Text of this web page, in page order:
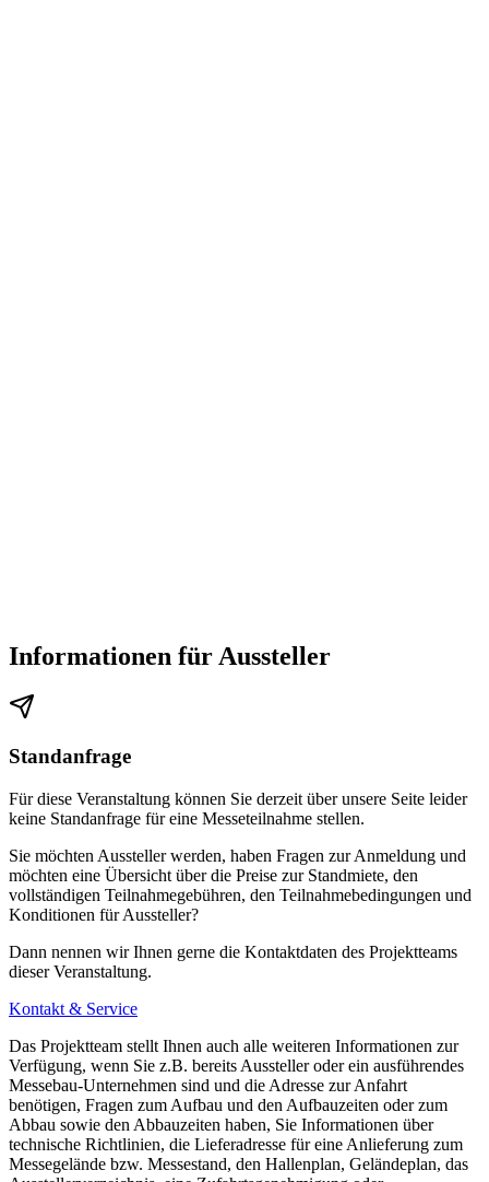
Informationen für Aussteller
Standanfrage
Für diese Veranstaltung können Sie derzeit über unsere Seite leider
keine Standanfrage für eine Messeteilnahme stellen.
Sie möchten Aussteller werden, haben Fragen zur Anmeldung und
möchten eine Übersicht über die Preise zur Standmiete, den
vollständigen Teilnahmegebühren, den Teilnahmebedingungen und
Konditionen für Aussteller?
Dann nennen wir Ihnen gerne die Kontaktdaten des Projektteams
dieser Veranstaltung.
Kontakt & Service
Das Projektteam stellt Ihnen auch alle weiteren Informationen zur
Verfügung, wenn Sie z.B. bereits Aussteller oder ein ausführendes
Messebau-Unternehmen sind und die Adresse zur Anfahrt
benötigen, Fragen zum Aufbau und den Aufbauzeiten oder zum
Abbau sowie den Abbauzeiten haben, Sie Informationen über
technische Richtlinien, die Lieferadresse für eine Anlieferung zum
Messegelände bzw. Messestand, den Hallenplan, Geländeplan, das